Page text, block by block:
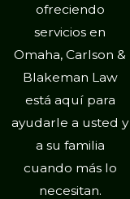
ofreciendo
servicios en
Omaha, Carlson &
Blakeman Law
está aquí para
ayudarle a usted y
a su familia
cuando más lo
necesitan.